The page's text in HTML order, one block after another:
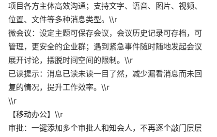
项目各方主体高效沟通；支持文字、语音、图片、视频、
位置、文件等多种消息类型。\\r
微会议：设定主题可保存会议，会议历史记录可存档，可
管理，更安全的企业群；遇到紧急事件随时随地发起会议
展开讨论，摆脱时间空间的限制。\\r
已读提示：消息已读未读一目了然，减少漏看消息而未回
复的情况，提升工作效率。\\r
\\r
【移动办公】\\r
审批：一键添加多个审批人和知会人，不再逐个敲门层层